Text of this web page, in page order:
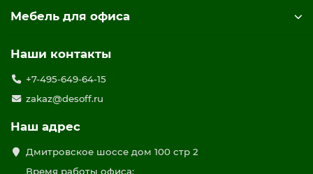
Мебель для офиса
Наши контакты
+7-495-649-64-15
zakaz@desoff.ru
Наш адрес
Дмитровское шоссе дом 100 стр 2
Время работы офиса: